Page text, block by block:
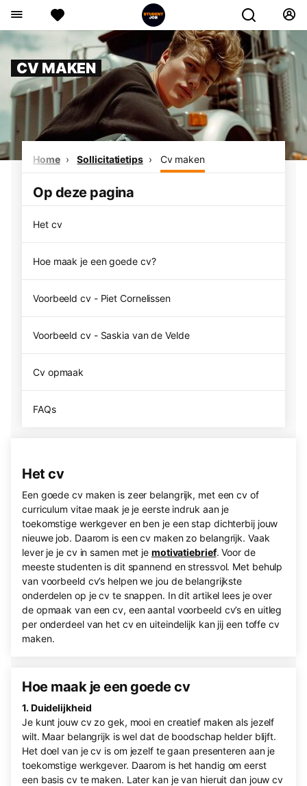
CV MAKEN
Home Sollicitatietips Cv maken
Op deze pagina
Het cv
Hoe maak je een goede cv?
Voorbeeld cv - Piet Cornelissen
Voorbeeld cv - Saskia van de Velde
Cv opmaak
FAQs
Het cv
Een goede cv maken is zeer belangrijk, met een cv of
curriculum vitae maak je je eerste indruk aan je
toekomstige werkgever en ben je een stap dichterbij jouw
nieuwe job. Daarom is een cv maken zo belangrijk. Vaak
lever je je cv in samen met je motivatiebrief. Voor de
meeste studenten is dit spannend en stressvol. Met behulp
van voorbeeld cv’s helpen we jou de belangrijkste
onderdelen op je cv te snappen. In dit artikel lees je over
de opmaak van een cv, een aantal voorbeeld cv’s en uitleg
per onderdeel van het cv en uiteindelijk kan jij een toffe cv
maken.
Hoe maak je een goede cv
1. Duidelijkheid
Je kunt jouw cv zo gek, mooi en creatief maken als jezelf
wilt. Maar belangrijk is wel dat de boodschap helder blijft.
Het doel van je cv is om jezelf te gaan presenteren aan je
toekomstige werkgever. Daarom is het handig om eerst
een basis cv te maken. Later kan je van hieruit dan jouw cv